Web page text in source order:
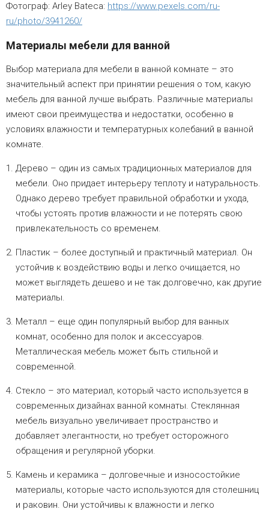
Фотограф: Arley Bateca: https://www.pexels.com/ru-
ru/photo/3941260/
Материалы мебели для ванной
Выбор материала для мебели в ванной комнате – это
значительный аспект при принятии решения о том, какую
мебель для ванной лучше выбрать. Различные материалы
имеют свои преимущества и недостатки, особенно в
условиях влажности и температурных колебаний в ванной
комнате.
Дерево – один из самых традиционных материалов для
мебели. Оно придает интерьеру теплоту и натуральность.
Однако дерево требует правильной обработки и ухода,
чтобы устоять против влажности и не потерять свою
привлекательность со временем.
Пластик – более доступный и практичный материал. Он
устойчив к воздействию воды и легко очищается, но
может выглядеть дешево и не так долговечно, как другие
материалы.
Металл – еще один популярный выбор для ванных
комнат, особенно для полок и аксессуаров.
Металлическая мебель может быть стильной и
современной.
Стекло – это материал, который часто используется в
современных дизайнах ванной комнаты. Стеклянная
мебель визуально увеличивает пространство и
добавляет элегантности, но требует осторожного
обращения и регулярной уборки.
Камень и керамика – долговечные и износостойкие
материалы, которые часто используются для столешниц
и раковин. Они устойчивы к влажности и легко